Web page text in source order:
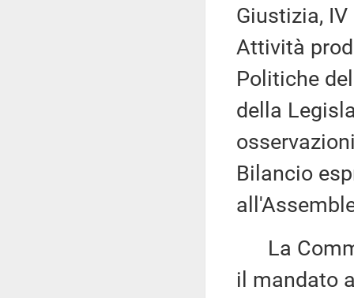
Giustizia,
Attività
Politiche
della
Bilancio
La
il mandato